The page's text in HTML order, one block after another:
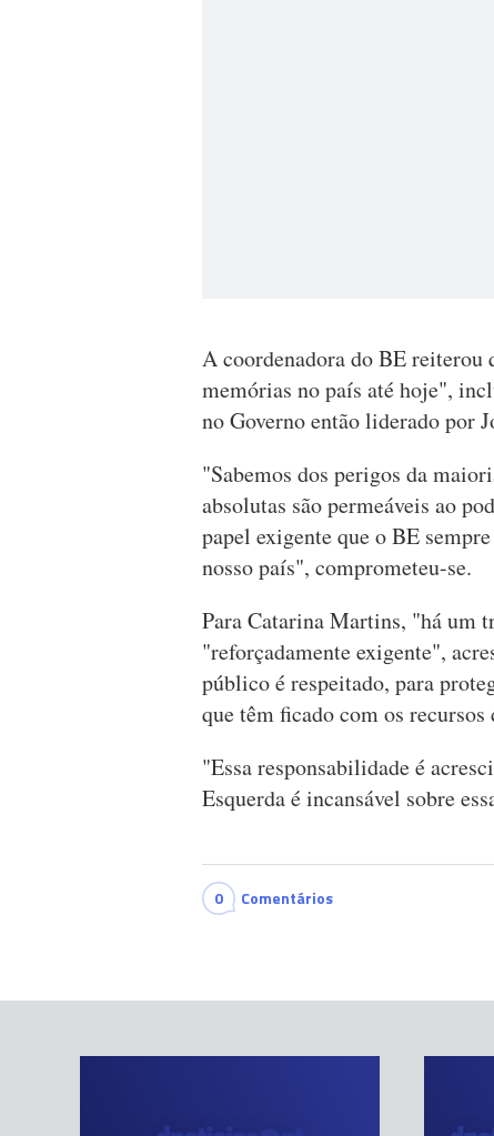
A coordenadora do BE reiterou
memórias no país até hoje",
no Governo então liderado por
"Sabemos dos perigos da
absolutas são permeáveis ao
papel exigente que o BE
nosso país", comprometeu-se.
Para Catarina Martins, "há um
"reforçadamente exigente",
público é respeitado, para
que têm ficado com os recursos
"Essa responsabilidade é
Esquerda é incansável sobre
0 Comentários